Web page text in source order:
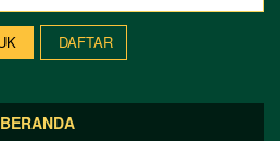
DAFTAR
BERANDA